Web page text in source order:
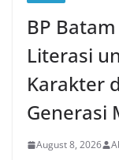
BP
Literasi
Karakter
Generasi
August 8, 2026